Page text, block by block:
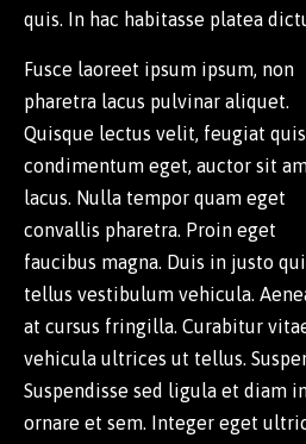
quis. In hac habitasse platea
Fusce laoreet ipsum ipsum, non
pharetra lacus pulvinar aliquet.
Quisque lectus velit, feugiat quis
condimentum eget, auctor sit
lacus. Nulla tempor quam eget
convallis pharetra. Proin eget
faucibus magna. Duis in justo
tellus vestibulum vehicula.
at cursus fringilla. Curabitur
vehicula ultrices ut tellus.
Suspendisse sed ligula et diam
ornare et sem. Integer eget